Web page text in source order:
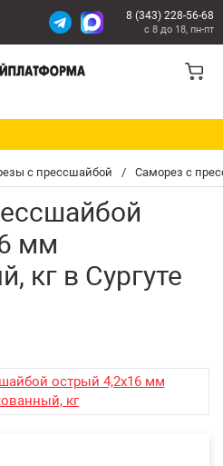
с прессшайбой / Саморез с
мм
кг в Сургуте
8 (343) 228-56-68
с 8 до 18, пн-пт